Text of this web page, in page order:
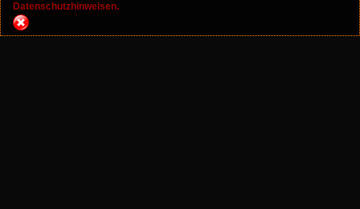
Datenschutzhinweisen.